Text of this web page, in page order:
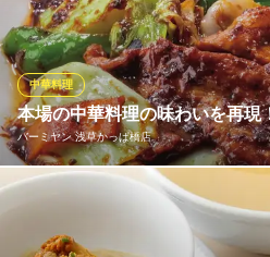
注文もおすすめです！
太陽楼 浅草本店
国際中華料理名店のお店
地下鉄銀座線田原町駅 徒歩4分
東京都台東区雷門1-15-9 太陽楼
本場の中華料理の味わいを再現
バーミヤン 浅草かっぱ橋店
中華料理
丁寧に調理した本場の中華料理をお
の料理は火加減や調味料の使い方に
提供いたします。ラーメンや餃子、